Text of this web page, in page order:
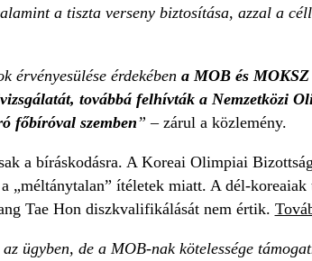
a tiszta verseny biztosítása, azzal a
érvényesülése érdekében a MOB és MOKSZ
továbbá felhívták a Nemzetközi
főbíróval szemben” – zárul a közlemény.
a bíráskodásra. A Koreai Olimpiai
„méltánytalan” ítéletek miatt. A dél-
Tae Hon diszkvalifikálását nem értik.
ügyben, de a MOB-nak kötelessége